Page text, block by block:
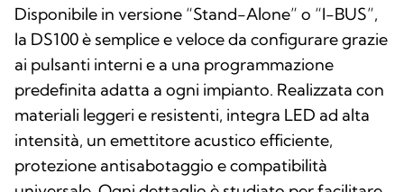
Disponibile in versione “Stand-Alone” o “I-BUS”,
la DS100 è semplice e veloce da configurare grazie
ai pulsanti interni e a una programmazione
predefinita adatta a ogni impianto. Realizzata con
materiali leggeri e resistenti, integra LED ad alta
intensità, un emettitore acustico efficiente,
protezione antisabotaggio e compatibilità